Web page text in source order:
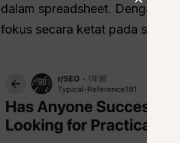
dalam spreadsheet. Dengan
fokus secara ketat pada